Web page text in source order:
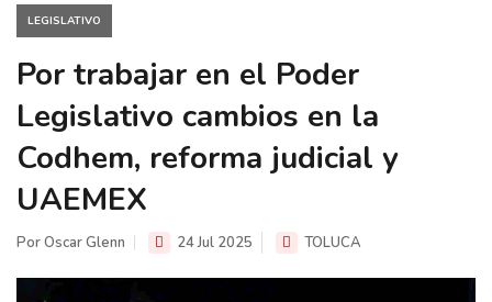
LEGISLATIVO
Por trabajar en el Poder
Legislativo cambios en la
Codhem, reforma judicial y
UAEMEX
Por Oscar Glenn 24 Jul 2025 TOLUCA